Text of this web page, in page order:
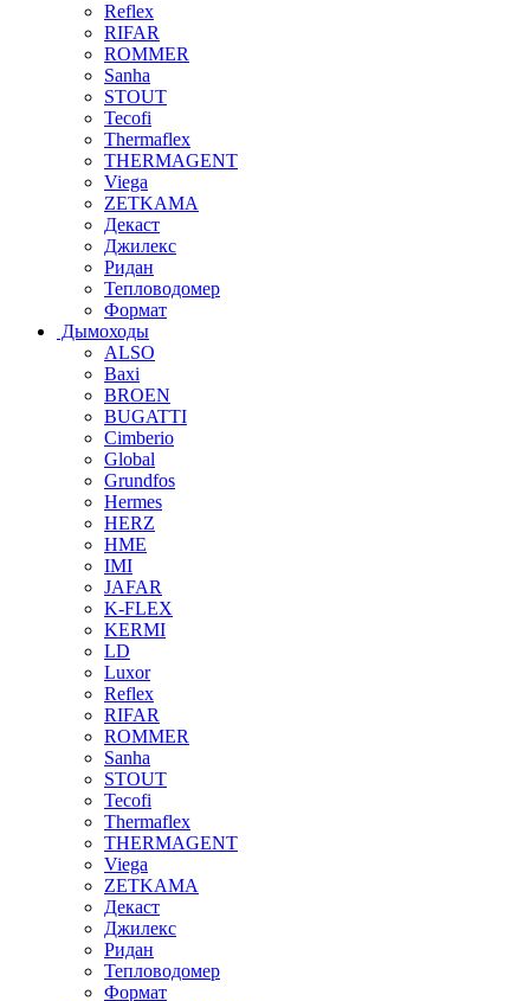
Reflex
RIFAR
ROMMER
Sanha
STOUT
Tecofi
Thermaflex
THERMAGENT
Viega
ZETKAMA
Декаст
Джилекс
Ридан
Тепловодомер
Формат
Дымоходы
ALSO
Baxi
BROEN
BUGATTI
Cimberio
Global
Grundfos
Hermes
HERZ
HME
IMI
JAFAR
K-FLEX
KERMI
LD
Luxor
Reflex
RIFAR
ROMMER
Sanha
STOUT
Tecofi
Thermaflex
THERMAGENT
Viega
ZETKAMA
Декаст
Джилекс
Ридан
Тепловодомер
Формат